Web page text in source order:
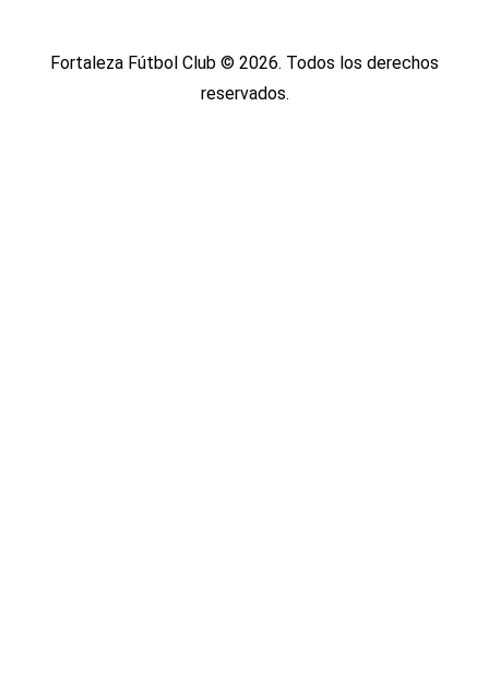
Fortaleza Fútbol Club © 2026. Todos los derechos
reservados.